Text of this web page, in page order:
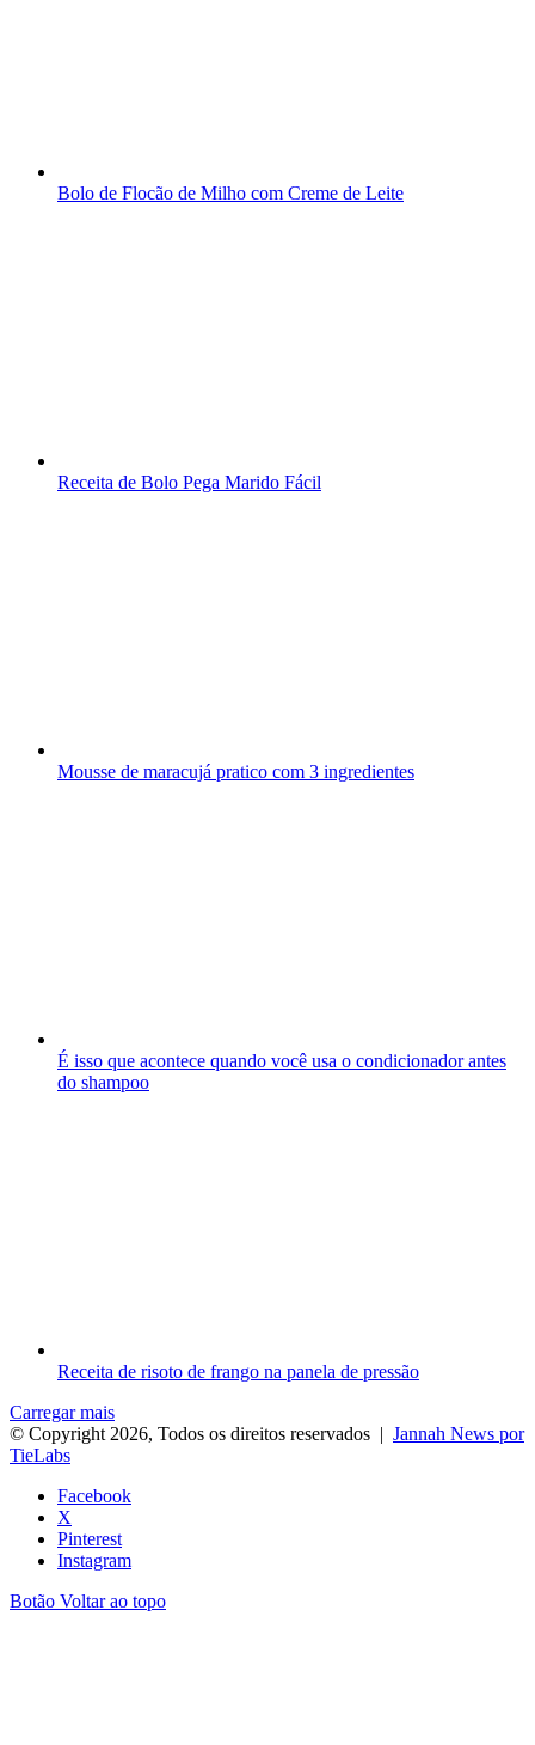
Bolo de Flocão de Milho com Creme de Leite
Receita de Bolo Pega Marido Fácil
Mousse de maracujá pratico com 3 ingredientes
É isso que acontece quando você usa o condicionador antes
do shampoo
Receita de risoto de frango na panela de pressão
Carregar mais
© Copyright 2026, Todos os direitos reservados | Jannah News por
TieLabs
Facebook
X
Pinterest
Instagram
Botão Voltar ao topo